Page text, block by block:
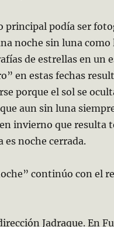
principal podía ser
noche sin luna como
de estrellas en un
en estas fechas
porque el sol se
aun sin luna
invierno que resulta
es noche cerrada.
continúo con el
Jadraque. En